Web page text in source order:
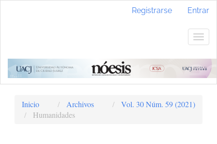
lateral
Registrarse Entrar
Inicio Archivos
Vol. 30 Núm. 59 (2021)
Humanidades